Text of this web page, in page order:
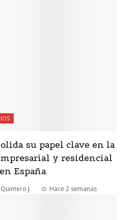
su papel clave en la
y residencial
en España
J. Hace 2 semanas